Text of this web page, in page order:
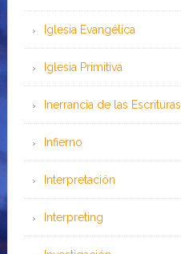
Iglesia Evangélica
Iglesia Primitiva
Inerrancia de las Escrituras
Infierno
Interpretación
Interpreting